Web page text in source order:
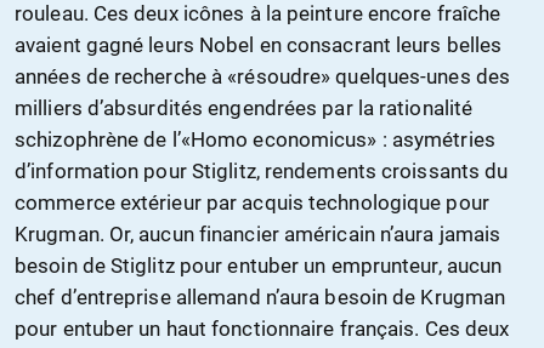
rouleau. Ces deux icônes à la peinture encore fraîche
avaient gagné leurs Nobel en consacrant leurs belles
années de recherche à «résoudre» quelques-unes des
milliers d’absurdités engendrées par la rationalité
schizophrène de l’«Homo economicus» : asymétries
d’information pour Stiglitz, rendements croissants du
commerce extérieur par acquis technologique pour
Krugman. Or, aucun financier américain n’aura jamais
besoin de Stiglitz pour entuber un emprunteur, aucun
chef d’entreprise allemand n’aura besoin de Krugman
pour entuber un haut fonctionnaire français. Ces deux